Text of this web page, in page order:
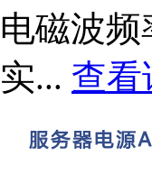
电磁波
实... 查看